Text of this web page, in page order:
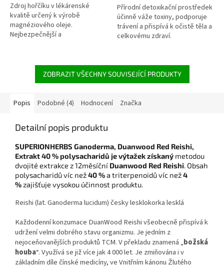
Zdroj hořčíku v lékárenské
kvalitě určený k výrobě
magnéziového oleje.
Nejbezpečnější a
Přírodní detoxikační prostředek
účinně váže toxiny, podporuje
trávení a přispívá k očistě těla a
celkovému zdraví.
ZOBRAZIT VŠECHNY SOUVISEJÍCÍ PRODUKTY
Popis Podobné (4) Hodnocení Značka
Detailní popis produktu
SUPERIONHERBS Ganoderma, Duanwood Red Reishi,
Extrakt 40 % polysacharidů je výtažek získaný metodou
dvojité extrakce z 12měsíční Duanwood Red Reishi . Obsah
polysacharidů víc než40 %a triterpenoidů víc než4
%zajišťuje vysokou účinnost produktu.
Reishi (lat. Ganoderma lucidum) česky lesklokorka lesklá
Každodenní konzumace DuanWood Reishi všeobecně přispívá k
udržení velmi dobrého stavu organizmu. Je jedním z
nejoceňovanějších produktů TCM. V překladu znamená „božská
houba“. Využívá se již více jak 4 000 let. Je zmiňována i v
základním díle čínské medicíny, ve Vnitřním kánonu Žlutého